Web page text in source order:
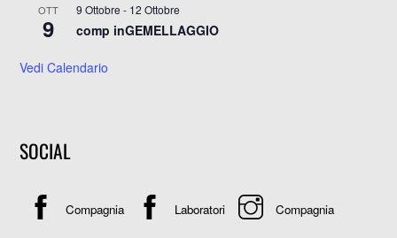
OTT
9
9 Ottobre - 12 Ottobre
comp inGEMELLAGGIO
Vedi Calendario
SOCIAL
Compagnia Laboratori Compagnia